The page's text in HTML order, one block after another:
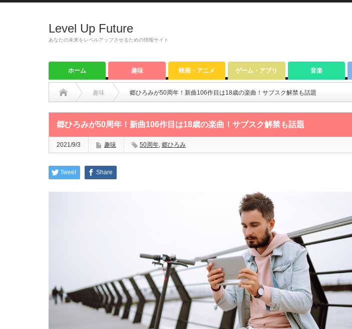
Level Up Future
あなたの未来をレベルアップさせるための情報サイト
ホーム 趣味 映画・アニメ ゲーム・アプリ 音楽
趣味 郷ひろみが50周年！新曲106作目は18歳の楽曲！サブスク解禁も話題
郷ひろみが50周年！新曲106作目は18歳の楽曲！サブスク解禁も話題
2021/9/3 趣味 50周年, 郷ひろみ
Tweet Share